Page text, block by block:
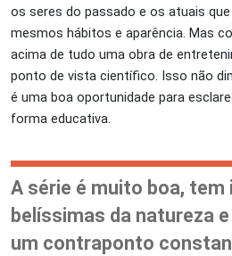
os seres do passado e os atuais
mesmos hábitos e aparência. Mas
acima de tudo uma obra de
ponto de vista científico. Isso não
é uma boa oportunidade para
forma educativa.
A série é muito boa, tem
belíssimas da natureza
um contraponto